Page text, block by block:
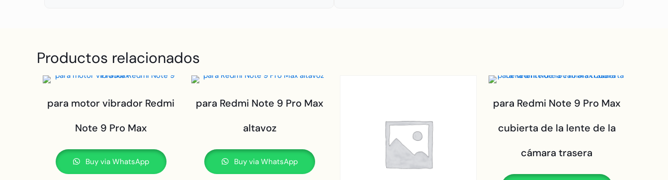
Productos relacionados
para motor vibrador Redmi
Note 9 Pro Max
Buy via WhatsApp
para Redmi Note 9 Pro Max
altavoz
Buy via WhatsApp
para Redmi Note 9 Pro Max
cubierta de la lente de la
cámara trasera